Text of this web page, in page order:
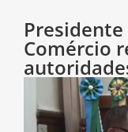
Comércio